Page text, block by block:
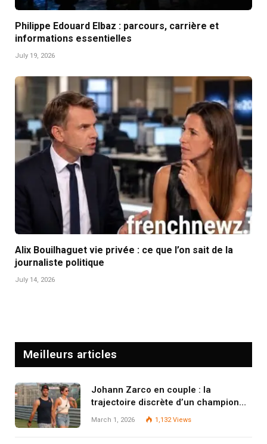
Philippe Edouard Elbaz : parcours, carrière et
informations essentielles
July 19, 2026
Alix Bouilhaguet vie privée : ce que l’on sait de la
journaliste politique
July 14, 2026
Meilleurs articles
Johann Zarco en couple : la
trajectoire discrète d’un champion
qui protège son jardin secret
March 1, 2026 1,132Views